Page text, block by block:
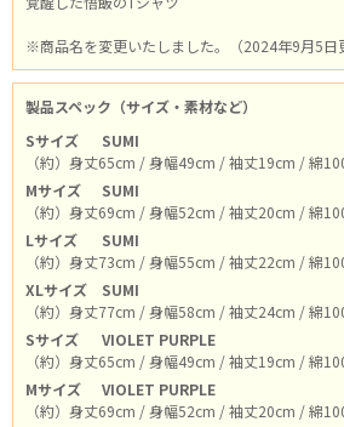
※商品名を変更いたしました。（2024年9月5日
製品スペック（サイズ・素材など）
Sサイズ
SUMI
（約）身丈65cm / 身幅49cm / 袖丈19cm / 綿
Mサイズ
SUMI
（約）身丈69cm / 身幅52cm / 袖丈20cm / 綿
Lサイズ
SUMI
（約）身丈73cm / 身幅55cm / 袖丈22cm / 綿
XLサイズ
SUMI
（約）身丈77cm / 身幅58cm / 袖丈24cm / 綿
Sサイズ
VIOLET PURPLE
（約）身丈65cm / 身幅49cm / 袖丈19cm / 綿
Mサイズ
VIOLET PURPLE
（約）身丈69cm / 身幅52cm / 袖丈20cm / 綿